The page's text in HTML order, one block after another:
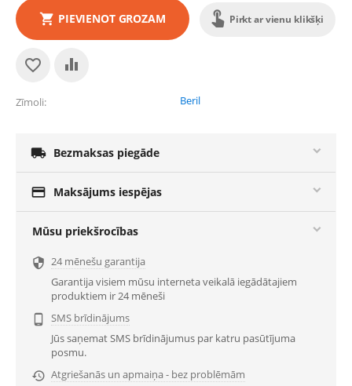
PIEVIENOT GROZAM Pirkt ar vienu klikšķi
Zīmoli Beril
 Bezmaksas piegāde
 Maksājums iespējas
Mūsu priekšrocības
 24 mēnešu garantija
Garantija visiem mūsu interneta veikalā iegādātajiem
produktiem ir 24 mēneši

SMS brīdinājums
Jūs saņemat SMS brīdinājumus par katru pasūtījuma
posmu.
 Atgriešanās un apmaiņa - bez problēmām